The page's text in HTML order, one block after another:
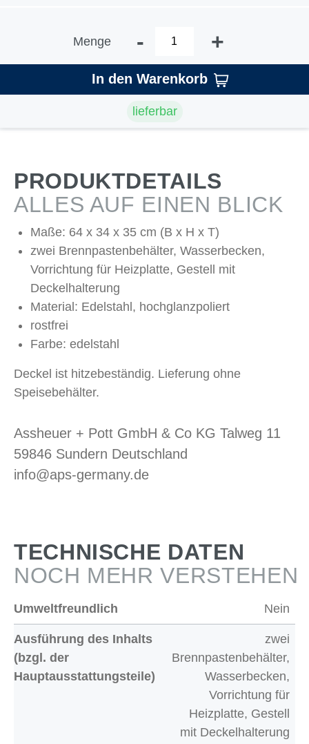
Menge - +
In den Warenkorb
lieferbar
PRODUKTDETAILS
ALLES AUF EINEN BLICK
Maße: 64 x 34 x 35 cm (B x H x T)
zwei Brennpastenbehälter, Wasserbecken,
Vorrichtung für Heizplatte, Gestell mit
Deckelhalterung
Material: Edelstahl, hochglanzpoliert
rostfrei
Farbe: edelstahl
Deckel ist hitzebeständig. Lieferung ohne
Speisebehälter.
Assheuer + Pott GmbH & Co KG Talweg 11
59846 Sundern Deutschland
info@aps-germany.de
TECHNISCHE DATEN
NOCH MEHR VERSTEHEN
Umweltfreundlich Nein
Ausführung des Inhalts
(bzgl. der
Hauptausstattungsteile)
zwei
Brennpastenbehälter,
Wasserbecken,
Vorrichtung für
Heizplatte, Gestell
mit Deckelhalterung